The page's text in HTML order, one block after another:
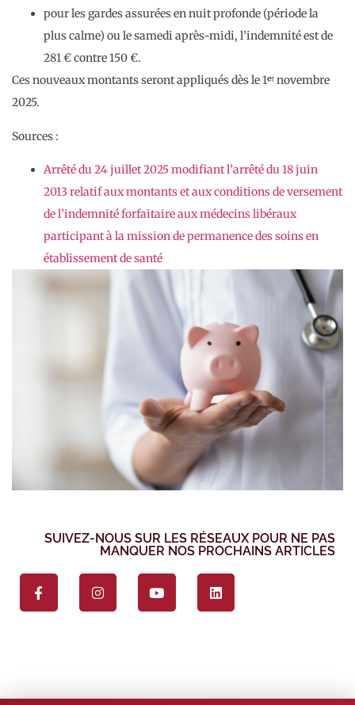
pour les gardes assurées en nuit profonde (période la
plus calme) ou le samedi après-midi, l’indemnité est de
281 € contre 150 €.
Ces nouveaux montants seront appliqués dès le 1ᵉʳ novembre
2025.
Sources :
Arrêté du 24 juillet 2025 modifiant l’arrêté du 18 juin
2013 relatif aux montants et aux conditions de versement
de l’indemnité forfaitaire aux médecins libéraux
participant à la mission de permanence des soins en
établissement de santé
SUIVEZ-NOUS SUR LES RÉSEAUX POUR NE PAS
MANQUER NOS PROCHAINS ARTICLES